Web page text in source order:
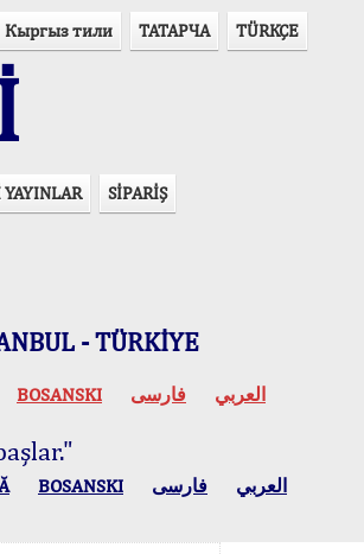
Кыргыз тили ТАТАРЧА TÜRKÇE
YAYINLAR SİPARİŞ
- TÜRKİYE
BOSANSKI العربي فارسی
BOSANSKI العربي فارسی